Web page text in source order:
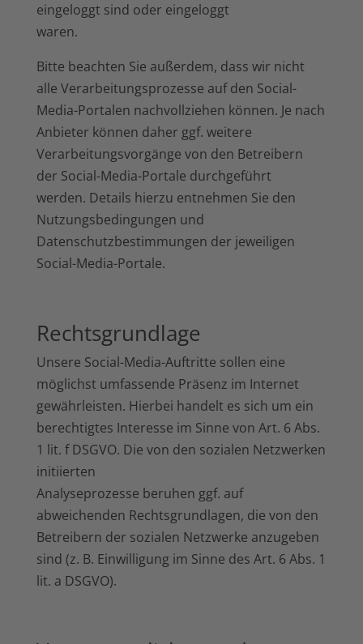
eingeloggt sind oder eingeloggt
waren.
Bitte beachten Sie außerdem, dass wir nicht
alle Verarbeitungsprozesse auf den Social-
Media-Portalen nachvollziehen können. Je nach
Anbieter können daher ggf. weitere
Verarbeitungsvorgänge von den Betreibern
der Social-Media-Portale durchgeführt
werden. Details hierzu entnehmen Sie den
Nutzungsbedingungen und
Datenschutzbestimmungen der jeweiligen
Social-Media-Portale.
Rechtsgrundlage
Unsere Social-Media-Auftritte sollen eine
möglichst umfassende Präsenz im Internet
gewährleisten. Hierbei handelt es sich um ein
berechtigtes Interesse im Sinne von Art. 6 Abs.
1 lit. f DSGVO. Die von den sozialen Netzwerken
initiierten
Analyseprozesse beruhen ggf. auf
abweichenden Rechtsgrundlagen, die von den
Betreibern der sozialen Netzwerke anzugeben
sind (z. B. Einwilligung im Sinne des Art. 6 Abs. 1
lit. a DSGVO).